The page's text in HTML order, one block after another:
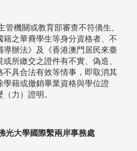
機關或教育部審查不符僑生、
籍之華裔學生等身分資格者、不
導辦法》及《香港澳門居民來臺
所繳交之證件有不實、偽造、
不具合法有效等情事，即取消其
學籍或撤銷畢業資格與學位證
力）證明。
光大學國際繫兩岸事務處